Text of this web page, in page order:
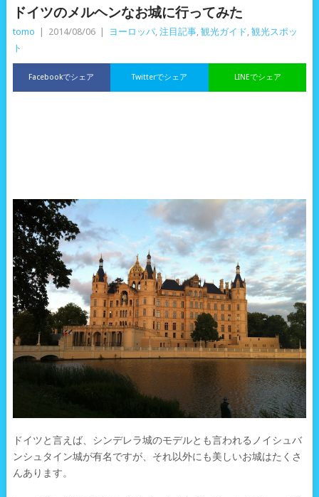
ドイツのメルヘンなお城に行ってみた
tomo | 2014/08/06 | ヨーロッパ, 注目記事, 観光ガイド 観光スポッ
ト
Facebookでシェア LINEでシェア
Twitterでシェア
ドイツと言えば、シンデレラ城のモデルとも言われるノイシュバ
ンシュタイン城が有名ですが、それ以外にも美しいお城はたくさ
んあります。